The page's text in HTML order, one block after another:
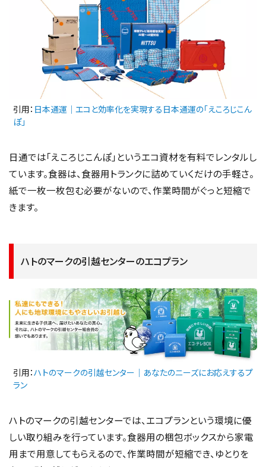
引用： 日本通運｜エコと効率化を実現する日本通運の「えころじこん
ぽ」
日通では「えころじこんぽ」というエコ資材を有料でレンタルし
ています。食器は、食器用トランクに詰めていくだけの手軽さ。
紙で一枚一枚包む必要がないので、作業時間がぐっと短縮で
きます。
ハトのマークの引越センターのエコプラン
引用：ハトのマークの引越センター｜あなたのニーズにお応えするプ
ラン
ハトのマークの引越センターでは、エコプランという環境に優
しい取り組みを行っています。食器用の梱包ボックスから家電
用まで用意してもらえるので、作業時間が短縮でき、ゆとりを